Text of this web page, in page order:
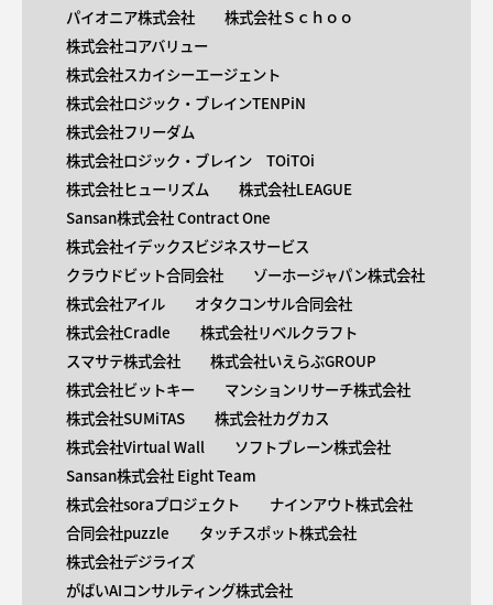
パイオニア株式会社
株式会社Ｓｃｈｏｏ
株式会社コアバリュー
株式会社スカイシーエージェント
株式会社ロジック・ブレインTENPiN
株式会社フリーダム
株式会社ロジック・ブレイン TOiTOi
株式会社ヒューリズム
株式会社LEAGUE
Sansan株式会社 Contract One
株式会社イデックスビジネスサービス
クラウドビット合同会社
ゾーホージャパン株式会社
株式会社アイル
オタクコンサル合同会社
株式会社Cradle
株式会社リベルクラフト
スマサテ株式会社
株式会社いえらぶGROUP
株式会社ビットキー
マンションリサーチ株式会社
株式会社SUMiTAS
株式会社カグカス
株式会社Virtual Wall
ソフトブレーン株式会社
Sansan株式会社 Eight Team
株式会社soraプロジェクト
ナインアウト株式会社
合同会社puzzle
タッチスポット株式会社
株式会社デジライズ
がばいAIコンサルティング株式会社